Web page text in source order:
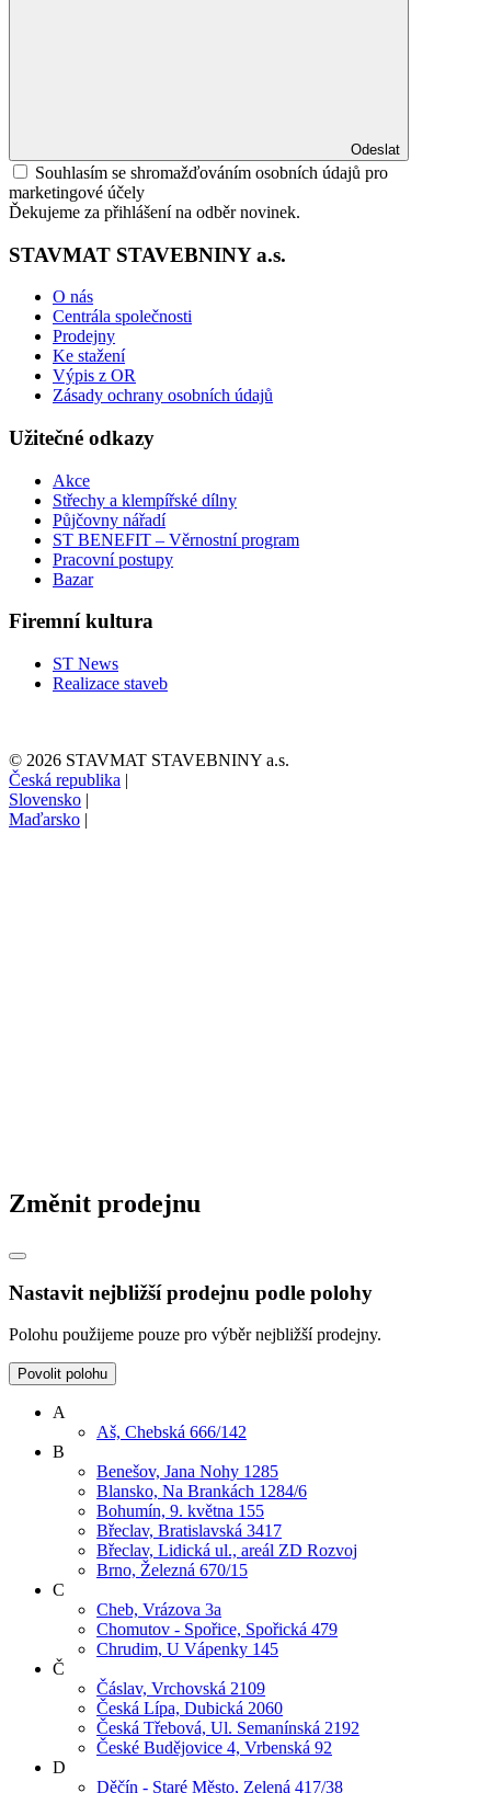
Odeslat
Souhlasím se shromažďováním osobních údajů pro
marketingové účely
Ďekujeme za přihlášení na odběr novinek.
STAVMAT STAVEBNINY a.s.
O nás
Centrála společnosti
Prodejny
Ke stažení
Výpis z OR
Zásady ochrany osobních údajů
Užitečné odkazy
Akce
Střechy a klempířské dílny
Půjčovny nářadí
ST BENEFIT – Věrnostní program
Pracovní postupy
Bazar
Firemní kultura
ST News
Realizace staveb
© 2026 STAVMAT STAVEBNINY a.s.
Česká republika |
Slovensko |
Maďarsko |
Změnit prodejnu
Nastavit nejbližší prodejnu podle polohy
Polohu použijeme pouze pro výběr nejbližší prodejny.
Povolit polohu
A
Aš, Chebská 666/142
B
Benešov, Jana Nohy 1285
Blansko, Na Brankách 1284/6
Bohumín, 9. května 155
Břeclav, Bratislavská 3417
Břeclav, Lidická ul., areál ZD Rozvoj
Brno, Železná 670/15
C
Cheb, Vrázova 3a
Chomutov - Spořice, Spořická 479
Chrudim, U Vápenky 145
Č
Čáslav, Vrchovská 2109
Česká Lípa, Dubická 2060
Česká Třebová, Ul. Semanínská 2192
České Budějovice 4, Vrbenská 92
D
Děčín - Staré Město, Zelená 417/38